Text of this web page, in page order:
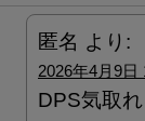
匿名 より:
2026年4月9日
DPS気取